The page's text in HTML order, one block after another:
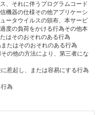
、それに伴うプログラムコード
機器の仕様その他アプリケーシ
ータウイルスの頒布、本サービ
度の負荷をかける⾏為その他本
はそのおそれのある⾏為
たはそのおそれのある⾏為
の他の⽅法により、第三者にな
惹起し、または容易にする⾏為